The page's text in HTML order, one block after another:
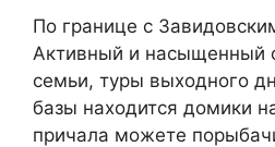
По границе с
Активный и насыщенный
семьи, туры выходного
базы находится домики
причала можете